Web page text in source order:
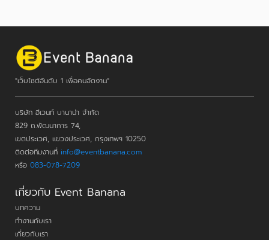
"เว็บไซต์อันดับ 1 เพื่อคนจัดงาน"
บริษัท อีเวนท์ บานาน่า จำกัด
829 ถ.พัฒนาการ 74,
เขตประเวศ, แขวงประเวศ, กรุงเทพฯ 10250
ติดต่อทีมงานที่ info@eventbanana.com
หรือ 083-078-7209
เกี่ยวกับ Event Banana
บทความ
ทำงานกับเรา
เกี่ยวกับเรา